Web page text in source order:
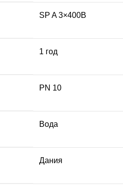
SP A 3×400В
1 год
PN 10
Вода
Дания